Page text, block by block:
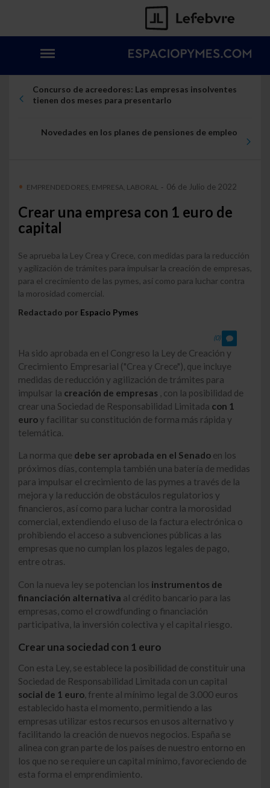
Concurso de acreedores: Las empresas insolventes
tienen dos meses para presentarlo
Novedades en los planes de pensiones de empleo
EMPRENDEDORES, EMPRESA, LABORAL - 06 de Julio de 2022
Crear una empresa con 1 euro de
capital
Se aprueba la Ley Crea y Crece, con medidas para la reducción
y agilización de trámites para impulsar la creación de empresas,
para el crecimiento de las pymes, así como para luchar contra
la morosidad comercial.
Redactado por Espacio Pymes
(0)
Ha sido aprobada en el Congreso la Ley de Creación y
Crecimiento Empresarial ("Crea y Crece"), que incluye
medidas de reducción y agilización de trámites para
impulsar la creación de empresas
, con la posibilidad de
crear una Sociedad de Responsabilidad Limitada con 1
euroy facilitar su constitución de forma más rápida y
telemática.
La norma que debe ser aprobada en el Senado en los
próximos días, contempla también una batería de medidas
para impulsar el crecimiento de las pymes a través de la
mejora y la reducción de obstáculos regulatorios y
financieros, así como para luchar contra la morosidad
comercial, extendiendo el uso de la factura electrónica o
prohibiendo el acceso a subvenciones públicas a las
empresas que no cumplan los plazos legales de pago,
entre otras.
Con la nueva ley se potencian los instrumentos de
financiación alternativa al crédito bancario para las
empresas, como el crowdfunding o financiación
participativa, la inversión colectiva y el capital riesgo.
Crear una sociedad con 1 euro
Con esta Ley, se establece la posibilidad de constituir una
Sociedad de Responsabilidad Limitada con un capital
social de 1 euro , frente al mínimo legal de 3.000 euros
establecido hasta el momento, permitiendo a las
empresas utilizar estos recursos en usos alternativo y
facilitando la creación de nuevos negocios. España se
alinea con gran parte de los países de nuestro entorno en
los que no se requiere un capital mínimo, favoreciendo de
esta forma el emprendimiento.